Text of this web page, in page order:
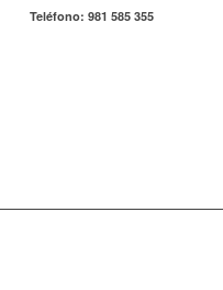
Teléfono: 981 585 355